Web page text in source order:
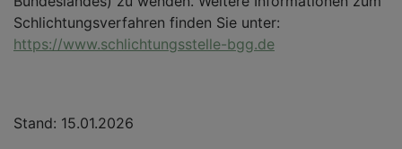
Schlichtungsverfahren finden Sie unter:
https://www.schlichtungsstelle-bgg.de
Stand: 15.01.2026